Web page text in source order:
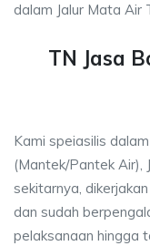
dalam Jalur Mata Air
TN Jasa
Kami speiasilis
(Mantek/Pantek Air),
sekitarnya,
dan sudah
pelaksanaan hingga